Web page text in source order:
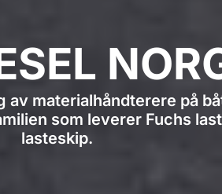
materialhåndterere på
som leverer Fuchs
lasteskip.